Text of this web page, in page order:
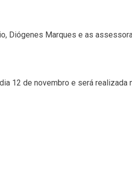
Diógenes Marques e as
12 de novembro e será realizada